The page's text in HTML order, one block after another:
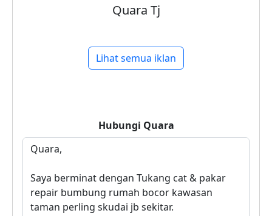
Quara Tj
Lihat semua iklan
Hubungi Quara